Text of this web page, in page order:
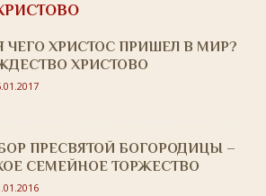
ЧЕГО ХРИСТОС ПРИШЕЛ В МИР?
ХРИСТОВО
ПРЕСВЯТОЙ БОГОРОДИЦЫ –
СЕМЕЙНОЕ ТОРЖЕСТВО